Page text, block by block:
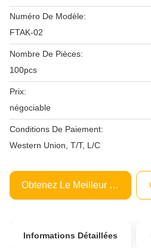
Numéro De Modèle:
FTAK-02
Nombre De Pièces:
100pcs
Prix:
négociable
Conditions De Paiement:
Western Union, T/T, L/C
Obtenez Le Meilleur Prix
Informations Détaillées